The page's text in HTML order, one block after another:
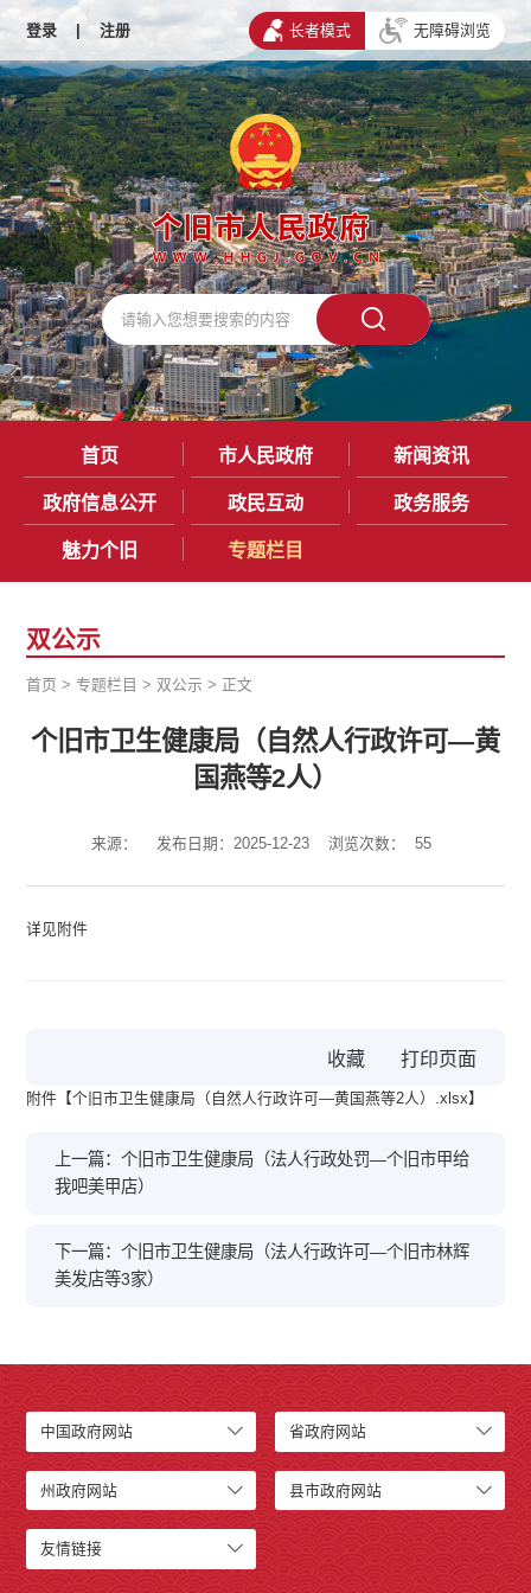
登录 | 注册 长者模式 无障碍浏览
首页 市人民政府 新闻资讯
政府信息公开 政民互动 政务服务
魅力个旧 专题栏目
双公示
首页 >专题栏目 > 双公示 > 正文
个旧市卫生健康局（自然人行政许可—黄
国燕等2人）
来源： 发布日期：2025-12-23 浏览次数： 55
详见附件
收藏
附件【个旧市卫生健康局（自然人行政许可—黄国燕等2人）.xlsx】
上一篇：个旧市卫生健康局（法人行政处罚—个旧市甲给
我吧美甲店）
下一篇：个旧市卫生健康局（法人行政许可—个旧市林辉
美发店等3家）
中国政府网站 省政府网站
州政府网站 县市政府网站
友情链接